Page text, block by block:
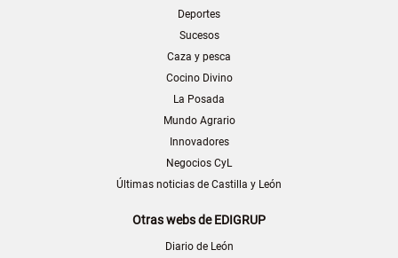
Deportes
Sucesos
Caza y pesca
Cocino Divino
La Posada
Mundo Agrario
Innovadores
Negocios CyL
Últimas noticias de Castilla y León
Otras webs de EDIGRUP
Diario de León